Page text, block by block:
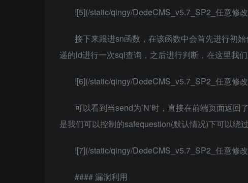
![5](/static/qingy/DedeCMS_v5.7_SP2_任意修
接下来跟进sn函数，在该函数中会首先进行初
递的id进行一次sql查询，之后进行判断，在这里我
![6](/static/qingy/DedeCMS_v5.7_SP2_任意修
可以看到当send为’N’时，直接在前端页面返
是我们可以控制的safequestion(默认情况)下可以绕
![7](/static/qingy/DedeCMS_v5.7_SP2_任意修
#### 漏洞利用